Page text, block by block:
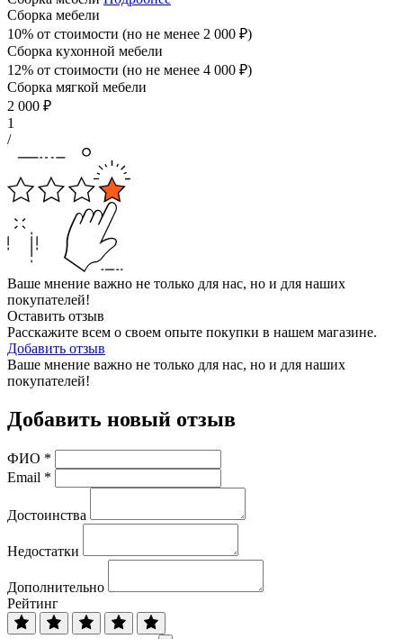
Сборка мебели
10% от стоимости (но не менее 2 000 ₽)
Сборка кухонной мебели
12% от стоимости (но не менее 4 000 ₽)
Сборка мягкой мебели
2 000 ₽
1
/
Ваше мнение важно не только для нас, но и для наших
покупателей!
Оставить отзыв
Расскажите всем о своем опыте покупки в нашем магазине.
Добавить отзыв
Ваше мнение важно не только для нас, но и для наших
покупателей!
Добавить новый отзыв
ФИО *
Email *
Достоинства
Недостатки
Дополнительно
Рейтинг